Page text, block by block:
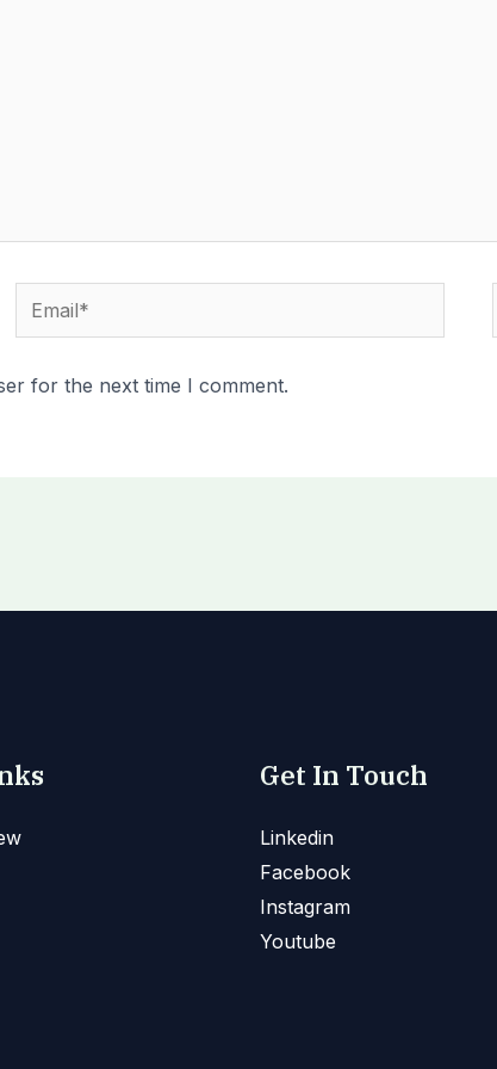
Email*
for the next time I comment.
Get In Touch
Linkedin
Facebook
Instagram
Youtube